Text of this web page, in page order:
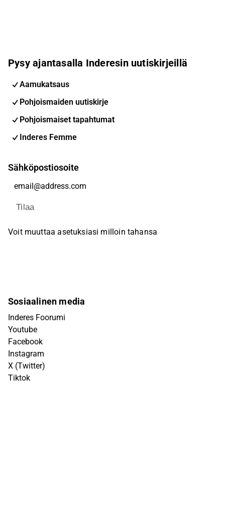
Pysy ajantasalla Inderesin uutiskirjeillä
Aamukatsaus
Pohjoismaiden uutiskirje
Pohjoismaiset tapahtumat
Inderes Femme
Sähköpostiosoite
Tilaa
Voit muuttaa asetuksiasi milloin tahansa
Sosiaalinen media
Inderes Foorumi
Youtube
Facebook
Instagram
X (Twitter)
Tiktok